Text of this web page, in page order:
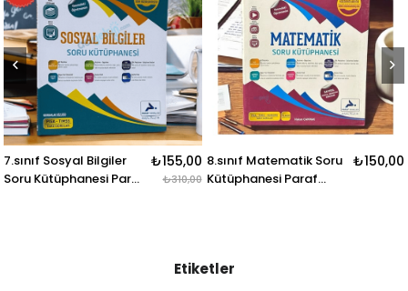
7.sınıf Sosyal Bilgiler
Soru Kütüphanesi Paraf
₺155,00
₺310,00
8.sınıf Matematik Soru
Kütüphanesi Paraf
₺150,00
Etiketler